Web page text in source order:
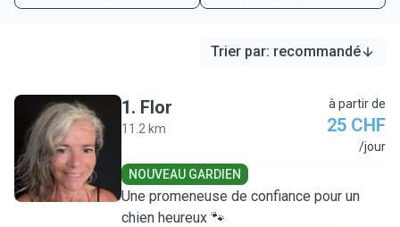
Trier par: recommandé
F
1. Flor
11.2 km
à partir de
25 CHF
/jour
NOUVEAU GARDIEN
Une promeneuse de confiance pour un
chien heureux 🐾